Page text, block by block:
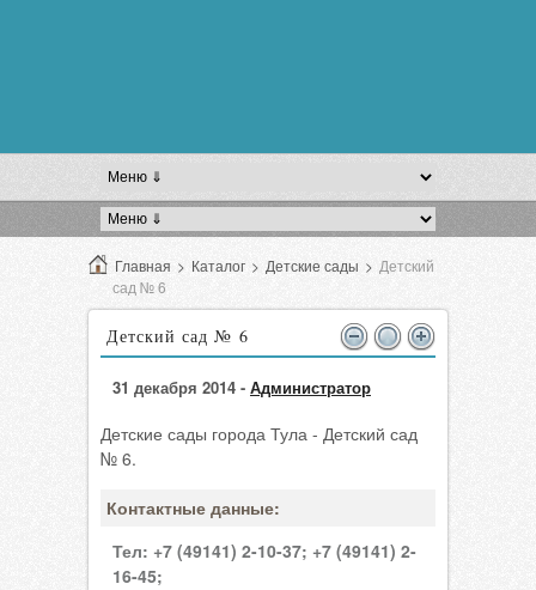
Главная > Каталог > Детские сады > Детский
сад № 6
Детский сад № 6
31 декабря 2014 - Администратор
Детские сады города Тула - Детский сад
№ 6.
Контактные данные:
Тел: +7 (49141) 2-10-37; +7 (49141) 2-
16-45;